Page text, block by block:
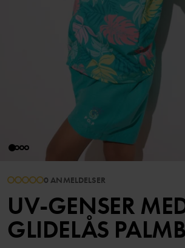
0 ANMELDELSER
UV-GENSER
GLIDELÅS